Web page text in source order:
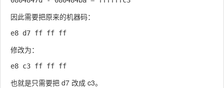
因此需要把原来的机器码：
修改为：
也就是只需要把 d7 改成 c3。